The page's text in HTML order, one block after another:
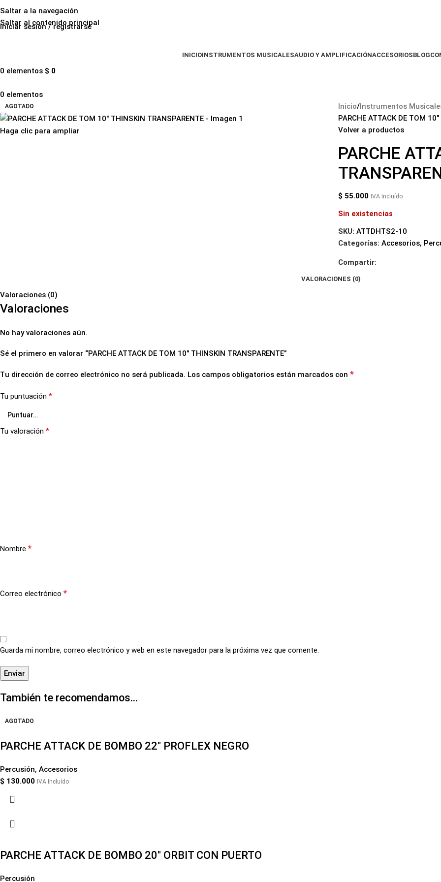
Saltar a la navegación
Saltar al contenido principal
Iniciar sesión / registrarse
INICIOINSTRUMENTOS MUSICALESAUDIO Y AMPLIFICACIÓNACCESORIOSBLOG
0 elementos $ 0
0 elementos
AGOTADO
Haga clic para ampliar
Inicio Instrumentos
PARCHE ATTACK DE TOM
Volver a productos
PARCHE
$ 55.000 IVA Incluído
Sin existencias
SKU: ATTDHTS2-10
Categorías: Accesorios,
Compartir:
VALORACIONES (0)
Valoraciones (0)
Valoraciones
No hay valoraciones aún.
Sé el primero en valorar “PARCHE ATTACK DE TOM 10″ THINSKIN TRANSPARENTE”
Tu dirección de correo electrónico no será publicada. Los campos obligatorios están marcados con *
Tu puntuación *
Tu valoración *
Nombre *
Correo electrónico *
Guarda mi nombre, correo electrónico y web en este navegador para la próxima vez que comente.
También te recomendamos…
AGOTADO
PARCHE ATTACK DE BOMBO 22″ PROFLEX NEGRO
Percusión, Accesorios
$ 130.000 IVA Incluído
PARCHE ATTACK DE BOMBO 20″ ORBIT CON PUERTO
Percusión